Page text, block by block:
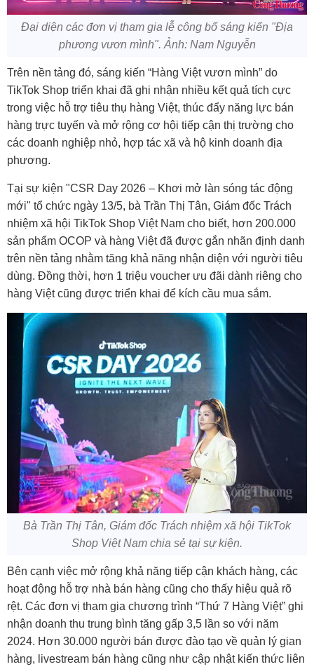
Đại diện các đơn vị tham gia lễ công bố sáng kiến "Địa
phương vươn mình". Ảnh: Nam Nguyễn
Trên nền tảng đó, sáng kiến “Hàng Việt vươn mình” do
TikTok Shop triển khai đã ghi nhận nhiều kết quả tích cực
trong việc hỗ trợ tiêu thụ hàng Việt, thúc đẩy năng lực bán
hàng trực tuyến và mở rộng cơ hội tiếp cận thị trường cho
các doanh nghiệp nhỏ, hợp tác xã và hộ kinh doanh địa
phương.
Tại sự kiện "CSR Day 2026 – Khơi mở làn sóng tác động
mới" tổ chức ngày 13/5, bà Trần Thị Tân, Giám đốc Trách
nhiệm xã hội TikTok Shop Việt Nam cho biết, hơn 200.000
sản phẩm OCOP và hàng Việt đã được gắn nhãn định danh
trên nền tảng nhằm tăng khả năng nhận diện với người tiêu
dùng. Đồng thời, hơn 1 triệu voucher ưu đãi dành riêng cho
hàng Việt cũng được triển khai để kích cầu mua sắm.
Bà Trần Thị Tân, Giám đốc Trách nhiệm xã hội TikTok
Shop Việt Nam chia sẻ tại sự kiện.
Bên cạnh việc mở rộng khả năng tiếp cận khách hàng, các
hoạt động hỗ trợ nhà bán hàng cũng cho thấy hiệu quả rõ
rệt. Các đơn vị tham gia chương trình “Thứ 7 Hàng Việt” ghi
nhận doanh thu trung bình tăng gấp 3,5 lần so với năm
2024. Hơn 30.000 người bán được đào tạo về quản lý gian
hàng, livestream bán hàng cũng như cập nhật kiến thức liên